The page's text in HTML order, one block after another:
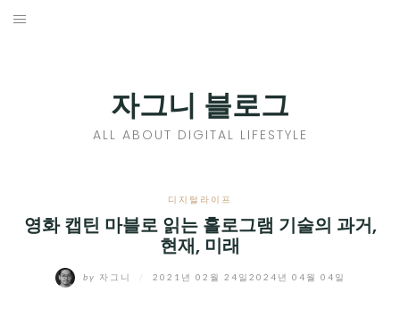
Skip
자그니 블로그
ALL ABOUT DIGITAL LIFESTYLE
디지털라이프
영화 캡틴 마블로 읽는 홀로그램 기술의 과거,
현재, 미래
by 자그니 2021년 02월 24일 2024년 04월 04일
CHILD
디지털트렌드
디지털라이프
EXPAND